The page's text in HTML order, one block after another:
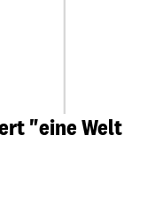
"eine Welt